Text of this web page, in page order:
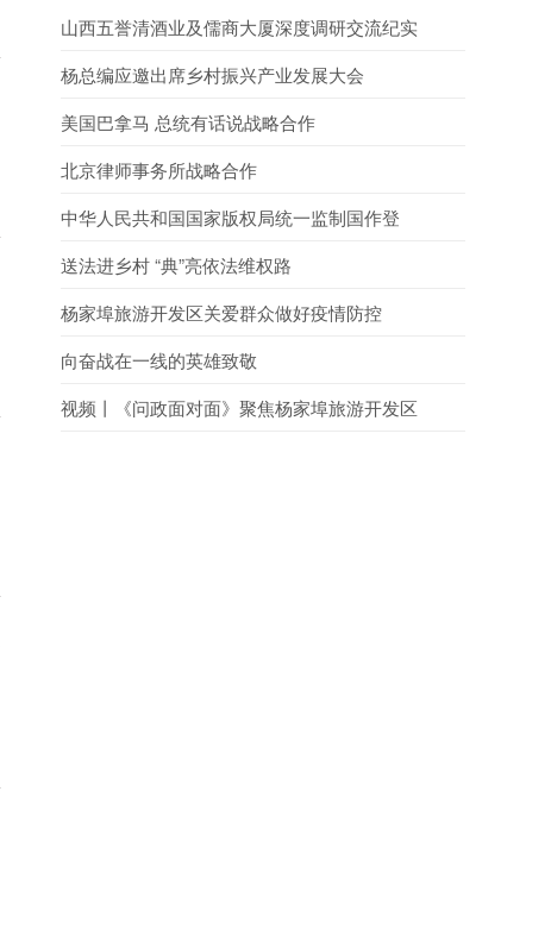
山西五誉清酒业及儒商大厦深度调研交流纪实
杨总编应邀出席乡村振兴产业发展大会
美国巴拿马 总统有话说战略合作
北京律师事务所战略合作
中华人民共和国国家版权局统一监制国作登
字-2023-F-00110881
送法进乡村 “典”亮依法维权路
杨家埠旅游开发区关爱群众做好疫情防控
向奋战在一线的英雄致敬
视频丨《问政面对面》聚焦杨家埠旅游开发区